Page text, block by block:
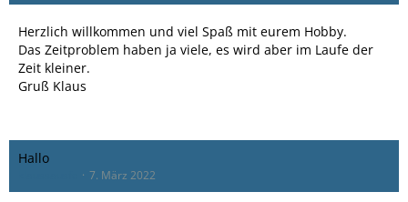
Herzlich willkommen und viel Spaß mit eurem Hobby.
Das Zeitproblem haben ja viele, es wird aber im Laufe der
Zeit kleiner.
Gruß Klaus
Hallo
7. März 2022